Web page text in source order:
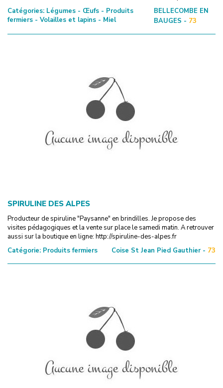
Catégories: Légumes - Œufs - Produits
fermiers - Volailles et lapins - Miel
BELLECOMBE EN
BAUGES - 73
SPIRULINE DES ALPES
Producteur de spiruline "Paysanne" en brindilles. Je propose des
visites pédagogiques et la vente sur place le samedi matin. A retrouver
aussi sur la boutique en ligne: http://spiruline-des-alpes.fr
Catégorie: Produits fermiers Coise St Jean Pied Gauthier - 73